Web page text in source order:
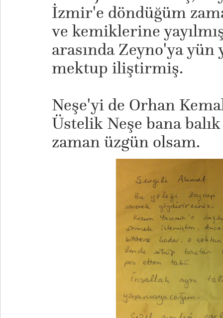
İzmir'e döndüğüm
ve kemiklerine
arasında Zeyno'ya
mektup iliştirmiş.
Neşe'yi de Orhan
Üstelik Neşe bana
zaman üzgün olsam.